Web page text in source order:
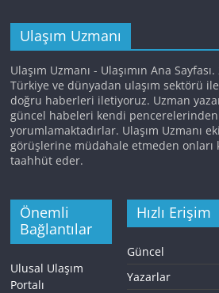
Ulaşım Uzmanı
Ulaşım Uzmanı - Ulaşımın Ana
Türkiye ve dünyadan ulaşım sektörü
doğru haberleri iletiyoruz. Uzman
güncel habeleri kendi pencerelerinden
yorumlamaktadırlar. Ulaşım Uzmanı
görüşlerine müdahale etmeden onları
taahhüt eder.
Önemli
Bağlantılar
Ulusal Ulaşım
Portalı
Hızlı Erişim
Güncel
Yazarlar